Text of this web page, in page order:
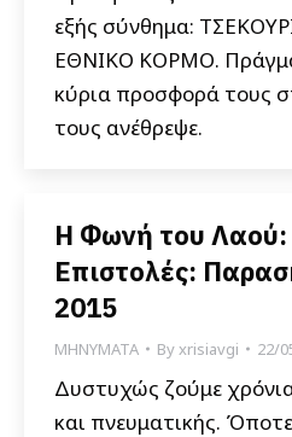
εξής σύνθημα:
ΕΘΝΙΚΟ ΚΟΡΜΟ.
κύρια προσφορά τους
τους ανέθρεψε.
Η Φωνή του
Επιστολές:
2015
ΜΗΝΥΜΑΤΑ Byxrisiavgi 22/
Δυστυχώς ζούμε
και πνευματικής.